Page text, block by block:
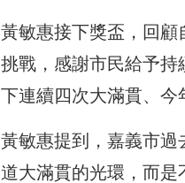
黃敏惠接下獎盃，回
挑戰，感謝市民給予持
下連續四次大滿貫、今
黃敏惠提到，嘉義市
道大滿貫的光環，而是